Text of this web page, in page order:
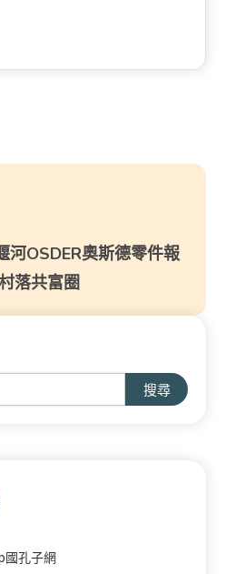
河OSDER奧斯德零件報
落共富圈
搜尋
國孔子網